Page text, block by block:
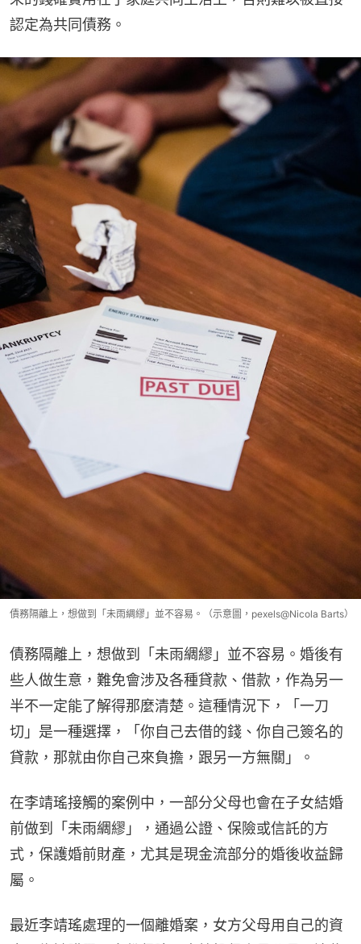
認定為共同債務。
債務隔離上，想做到「未雨綢繆」並不容易。（示意圖，pexels@Nicola Barts）
債務隔離上，想做到「未雨綢繆」並不容易。婚後有
些人做生意，難免會涉及各種貸款、借款，作為另一
半不一定能了解得那麼清楚。這種情況下，「一刀
切」是一種選擇，「你自己去借的錢、你自己簽名的
貸款，那就由你自己來負擔，跟另一方無關」。
在李靖瑤接觸的案例中，一部分父母也會在子女結婚
前做到「未雨綢繆」，通過公證、保險或信託的方
式，保護婚前財產，尤其是現金流部分的婚後收益歸
屬。
最近李靖瑤處理的一個離婚案，女方父母用自己的資